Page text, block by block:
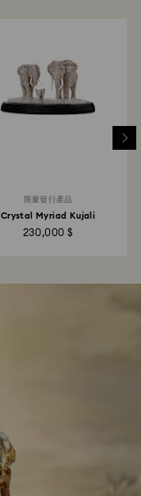
限量發行產品
Crystal Myriad Kujali
230,000 $